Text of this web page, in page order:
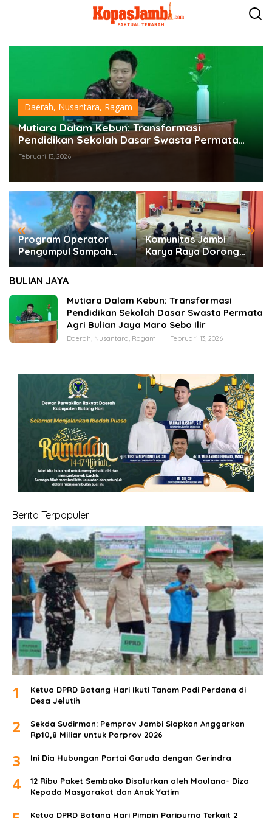
Daerah, Nusantara, Ragam
Mutiara Dalam Kebun: Transformasi
Pendidikan Sekolah Dasar Swasta Permata
Agri Bulian Jaya Maro Sebo Ilir
Februari 13, 2026
« »
Program Operator
Pengumpul Sampah
Berbasis Masyarakat
(OPBM) Wali Kota
Jambi Tuai Pro dan
Kontra, Rully Arizal:
Pahami Dulu Tujuan
Programnya !!!
Komunitas Jambi
Karya Raya Dorong
Pelestarian Budaya
Generasi Muda Jambi
BULIAN JAYA
Mutiara Dalam Kebun: Transformasi
Pendidikan Sekolah Dasar Swasta Permata
Agri Bulian Jaya Maro Sebo Ilir
Daerah, Nusantara, Ragam Februari 13, 2026
E
C
T
A
Z
I
A
Berita Terpopuler
1
Ketua DPRD Batang Hari Ikuti Tanam Padi Perdana di
Desa Jelutih
2
Sekda Sudirman: Pemprov Jambi Siapkan Anggarkan
Rp10,8 Miliar untuk Porprov 2026
3 Ini Dia Hubungan Partai Garuda dengan Gerindra
4
12 Ribu Paket Sembako Disalurkan oleh Maulana- Diza
Kepada Masyarakat dan Anak Yatim
Ketua DPRD Batang Hari Pimpin Paripurna Terkait 2